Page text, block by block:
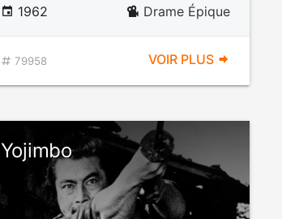
1962 Drame Épique
79958 VOIR PLUS
Yojimbo